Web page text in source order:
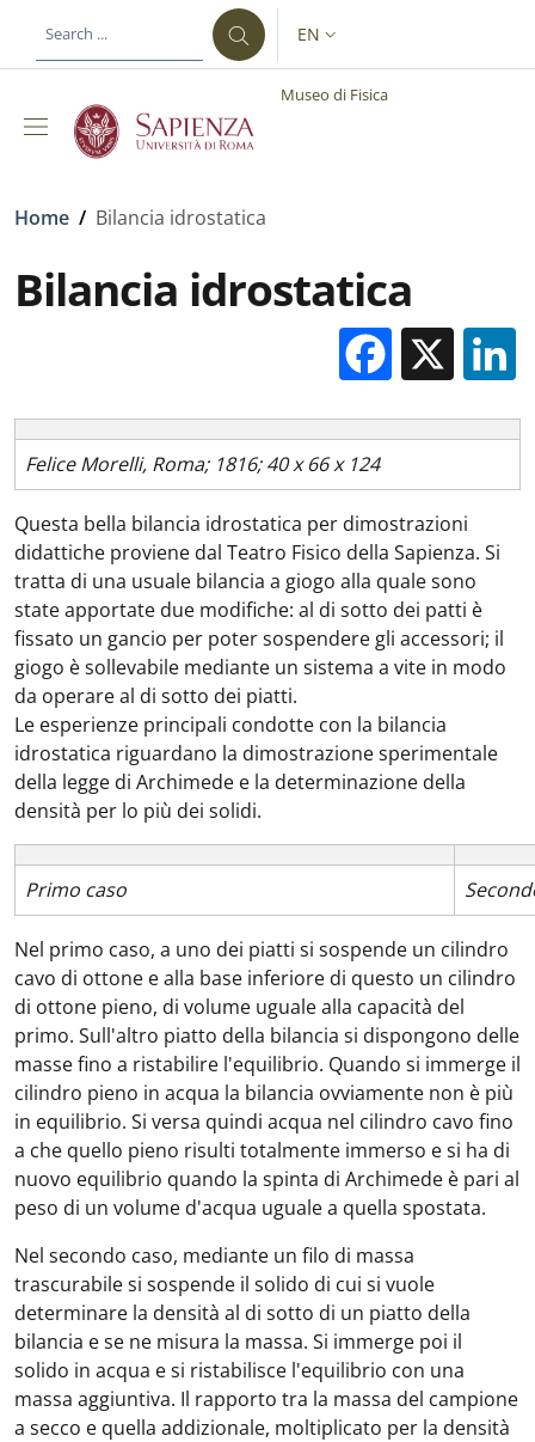
LANGUAGE SWITCHER:
EN
Museo di Fisica
Breadcrumb
Home / Bilancia idrostatica
Bilancia idrostatica
X
Felice Morelli, Roma; 1816; 40 x 66 x 124
Questa bella bilancia idrostatica per dimostrazioni
didattiche proviene dal Teatro Fisico della Sapienza. Si
tratta di una usuale bilancia a giogo alla quale sono
state apportate due modifiche: al di sotto dei patti è
fissato un gancio per poter sospendere gli accessori; il
giogo è sollevabile mediante un sistema a vite in modo
da operare al di sotto dei piatti.
Le esperienze principali condotte con la bilancia
idrostatica riguardano la dimostrazione sperimentale
della legge di Archimede e la determinazione della
densità per lo più dei solidi.
Primo caso
Nel primo caso, a uno dei piatti si sospende un cilindro
cavo di ottone e alla base inferiore di questo un cilindro
di ottone pieno, di volume uguale alla capacità del
primo. Sull'altro piatto della bilancia si dispongono delle
masse fino a ristabilire l'equilibrio. Quando si immerge il
cilindro pieno in acqua la bilancia ovviamente non è più
in equilibrio. Si versa quindi acqua nel cilindro cavo fino
a che quello pieno risulti totalmente immerso e si ha di
nuovo equilibrio quando la spinta di Archimede è pari al
peso di un volume d'acqua uguale a quella spostata.
Nel secondo caso, mediante un filo di massa
trascurabile si sospende il solido di cui si vuole
determinare la densità al di sotto di un piatto della
bilancia e se ne misura la massa. Si immerge poi il
solido in acqua e si ristabilisce l'equilibrio con una
massa aggiuntiva. Il rapporto tra la massa del campione
a secco e quella addizionale, moltiplicato per la densità